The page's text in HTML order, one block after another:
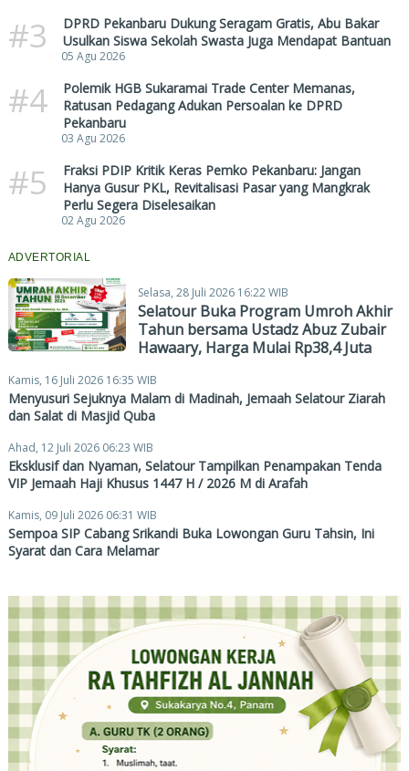
#3
DPRD Pekanbaru Dukung Seragam Gratis, Abu Bakar
Usulkan Siswa Sekolah Swasta Juga Mendapat Bantuan
05 Agu 2026
#4
Polemik HGB Sukaramai Trade Center Memanas,
Ratusan Pedagang Adukan Persoalan ke DPRD
Pekanbaru
03 Agu 2026
#5
Fraksi PDIP Kritik Keras Pemko Pekanbaru: Jangan
Hanya Gusur PKL, Revitalisasi Pasar yang Mangkrak
Perlu Segera Diselesaikan
02 Agu 2026
ADVERTORIAL
Selasa, 28 Juli 2026 16:22 WIB
Selatour Buka Program Umroh Akhir
Tahun bersama Ustadz Abuz Zubair
Hawaary, Harga Mulai Rp38,4 Juta
Kamis, 16 Juli 2026 16:35 WIB
Menyusuri Sejuknya Malam di Madinah, Jemaah Selatour Ziarah
dan Salat di Masjid Quba
Ahad, 12 Juli 2026 06:23 WIB
Eksklusif dan Nyaman, Selatour Tampilkan Penampakan Tenda
VIP Jemaah Haji Khusus 1447 H / 2026 M di Arafah
Kamis, 09 Juli 2026 06:31 WIB
Sempoa SIP Cabang Srikandi Buka Lowongan Guru Tahsin, Ini
Syarat dan Cara Melamar